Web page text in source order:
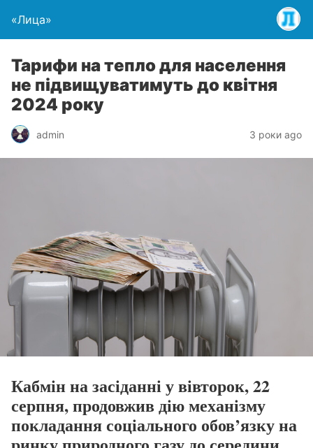
«Лица»
Тарифи на тепло для населення
не підвищуватимуть до квітня
2024 року
admin 3 роки ago
Кабмін на засіданні у вівторок, 22
серпня, продовжив дію механізму
покладання соціального обов’язку на